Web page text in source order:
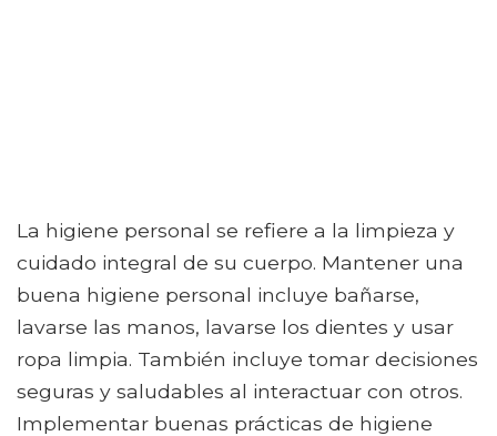
La higiene personal se refiere a la limpieza y
cuidado integral de su cuerpo. Mantener una
buena higiene personal incluye bañarse,
lavarse las manos, lavarse los dientes y usar
ropa limpia. También incluye tomar decisiones
seguras y saludables al interactuar con otros.
Implementar buenas prácticas de higiene